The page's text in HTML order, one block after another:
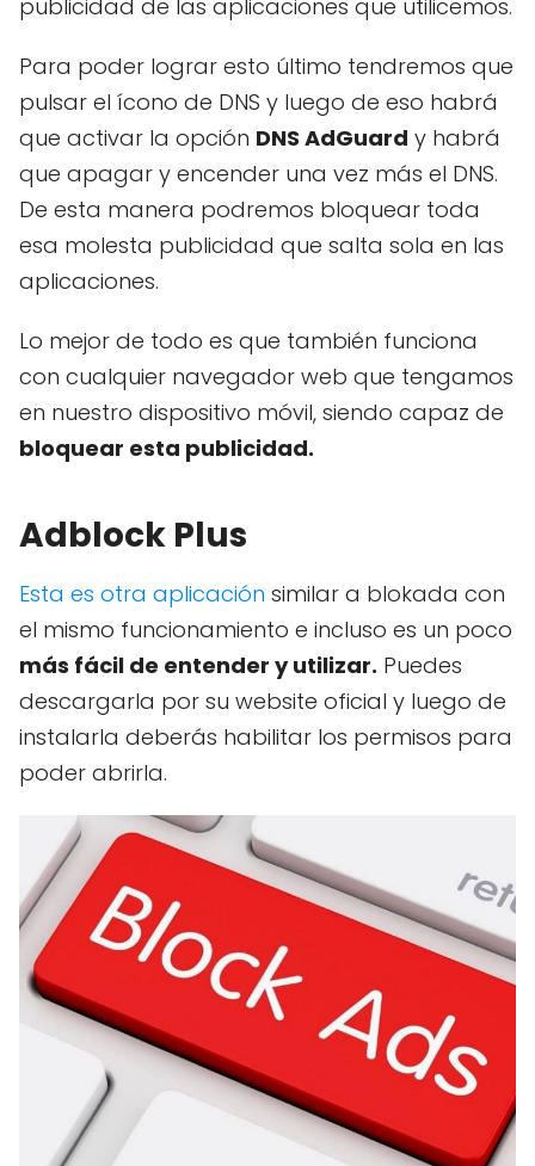
publicidad de las aplicaciones que utilicemos.
Para poder lograr esto último tendremos que
pulsar el ícono de DNS y luego de eso habrá
que activar la opción DNS AdGuard y habrá
que apagar y encender una vez más el DNS.
De esta manera podremos bloquear toda
esa molesta publicidad que salta sola en las
aplicaciones.
Lo mejor de todo es que también funciona
con cualquier navegador web que tengamos
en nuestro dispositivo móvil, siendo capaz de
bloquear esta publicidad.
Adblock Plus
Esta es otra aplicación similar a blokada con
el mismo funcionamiento e incluso es un poco
más fácil de entender y utilizar. Puedes
descargarla por su website oficial y luego de
instalarla deberás habilitar los permisos para
poder abrirla.